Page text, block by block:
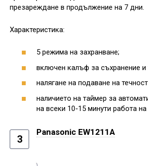
презареждане в продължение на 7 дни.
Характеристика:
5 режима на захранване;
включен калъф за съхранение и
налягане на подаване на
наличието на таймер за
на всеки 10-15 минути работа на
3
Panasonic EW1211A